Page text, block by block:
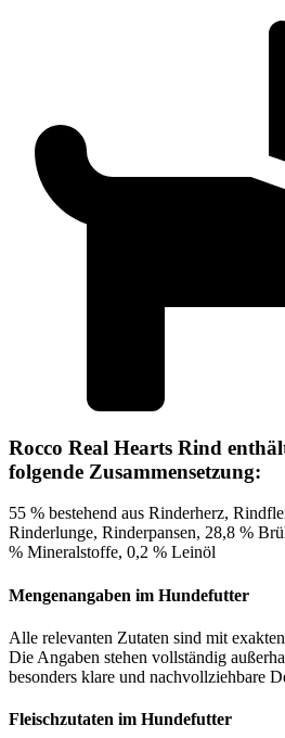
Rocco Real Hearts Rind
folgende Zusammensetzung:
55 % bestehend aus Rinderherz,
Rinderlunge, Rinderpansen, 28,8 %
% Mineralstoffe, 0,2 % Leinöl
Mengenangaben im Hundefutter
Alle relevanten Zutaten sind mit
Die Angaben stehen vollständig
besonders klare und nachvollziehbare
Fleischzutaten im Hundefutter